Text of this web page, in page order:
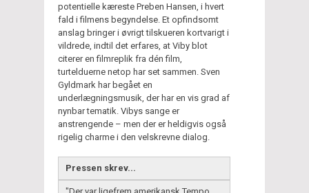
potentielle kæreste Preben Hansen, i hvert
fald i filmens begyndelse. Et opfindsomt
anslag bringer i øvrigt tilskueren kortvarigt i
vildrede, indtil det erfares, at Viby blot
citerer en filmreplik fra dén film,
turtelduerne netop har set sammen. Sven
Gyldmark har begået en
underlægningsmusik, der har en vis grad af
nynbar tematik. Vibys sange er
anstrengende – men der er heldigvis også
rigelig charme i den velskrevne dialog.
Pressen skrev...